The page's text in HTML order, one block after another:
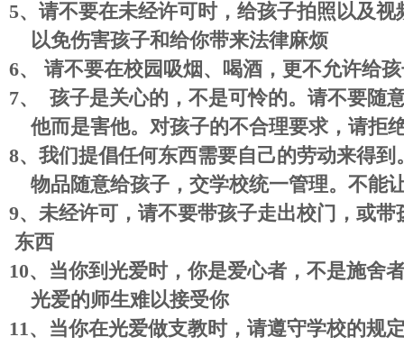
5、 请不要在未经许可时，给孩子拍照以及
以免伤害孩子和给你带来法律麻烦
6、
请不要在校园吸烟、喝酒，更不允许给
7、
孩子是关心的，不是可怜的。请不要随
他而是害他。对孩子的不合理要求，请拒
8、 我们提倡任何东西需要自己的劳动来得
物品随意给孩子，交学校统一管理。不能
9、 未经许可，请不要带孩子走出校门，或带
东西
10、 当你到光爱时，你是爱心者，不是施舍
光爱的师生难以接受你
11、当你在光爱做支教时， 请遵守学校的规